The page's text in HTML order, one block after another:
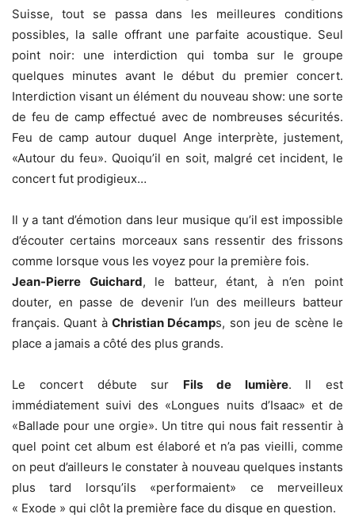
Suisse, tout se passa dans les meilleures conditions
possibles, la salle offrant une parfaite acoustique. Seul
point noir: une interdiction qui tomba sur le groupe
quelques minutes avant le début du premier concert.
Interdiction visant un élément du nouveau show: une sorte
de feu de camp effectué avec de nombreuses sécurités.
Feu de camp autour duquel Ange interprète, justement,
«Autour du feu». Quoiqu’il en soit, malgré cet incident, le
concert fut prodigieux…
Il y a tant d’émotion dans leur musique qu’il est impossible
d’écouter certains morceaux sans ressentir des frissons
comme lorsque vous les voyez pour la première fois.
Jean-Pierre Guichard, le batteur, étant, à n’en point
douter, en passe de devenir l’un des meilleurs batteur
français. Quant à Christian Décamps, son jeu de scène le
place a jamais a côté des plus grands.
Le concert débute sur Fils de lumière. Il est
immédiatement suivi des «Longues nuits d’Isaac» et de
«Ballade pour une orgie». Un titre qui nous fait ressentir à
quel point cet album est élaboré et n’a pas vieilli, comme
on peut d’ailleurs le constater à nouveau quelques instants
plus tard lorsqu’ils «performaient» ce merveilleux
« Exode » qui clôt la première face du disque en question.